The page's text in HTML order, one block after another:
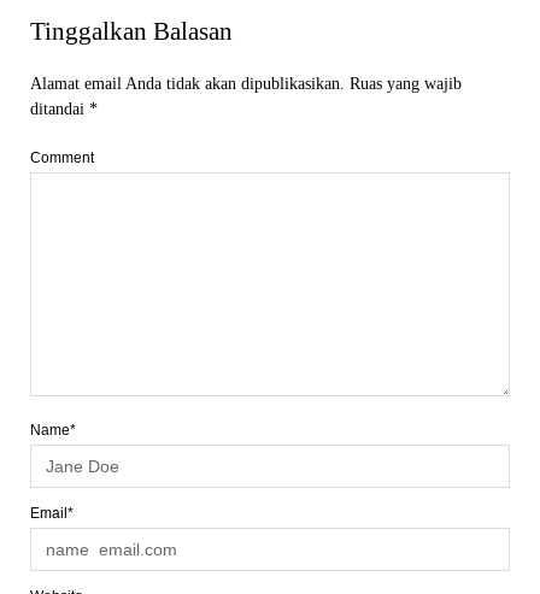
Tinggalkan Balasan
Alamat email Anda tidak akan dipublikasikan. Ruas yang wajib
ditandai *
Comment
Name*
Email*